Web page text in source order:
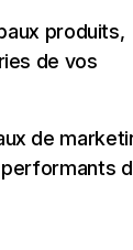
produits,
de vos
de